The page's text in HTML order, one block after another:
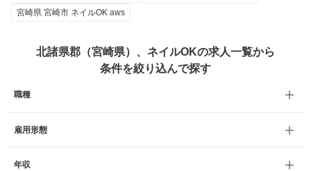
宮崎県 宮崎市 ネイルOK aws
北諸県郡（宮崎県）、ネイルOKの求人一覧から
条件を絞り込んで探す
職種
雇用形態
年収